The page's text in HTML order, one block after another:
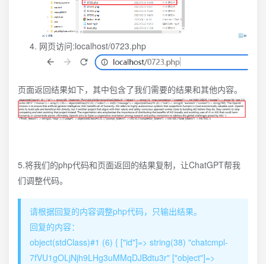
网页访问:localhost/0723.php
页面返回结果如下，其中包含了我们需要的结果和其他内容。
5.将我们的php代码和页面返回的结果复制，让ChatGPT帮我
们调整代码。
请根据回复的内容调整php代码，只输出结果。
回复的内容：
object(stdClass)#1 (6) { ["id"]=> string(38) "chatcmpl-
7fVU1gOLjNjh9LHg3uMMqDJBdtu3r" ["object"]=>